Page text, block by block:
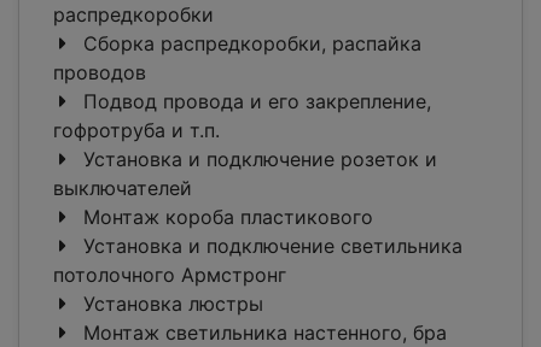
распредкоробки
Сборка распредкоробки, распайка
проводов
Подвод провода и его закрепление,
гофротруба и т.п.
Установка и подключение розеток и
выключателей
Монтаж короба пластикового
Установка и подключение светильника
потолочного Армстронг
Установка люстры
Монтаж светильника настенного, бра